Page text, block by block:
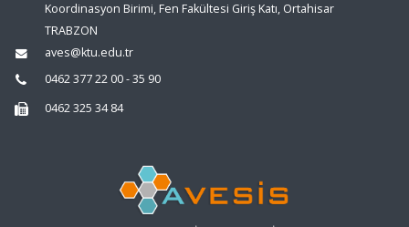
Koordinasyon Birimi, Fen Fakültesi Giriş Katı, Ortahisar
TRABZON
aves@ktu.edu.tr
0462 377 22 00 - 35 90
0462 325 34 84